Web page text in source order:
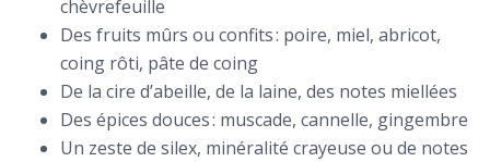
chèvrefeuille
Des fruits mûrs ou confits : poire, miel, abricot,
coing rôti, pâte de coing
De la cire d’abeille, de la laine, des notes miellées
Des épices douces : muscade, cannelle, gingembre
Un zeste de silex, minéralité crayeuse ou de notes